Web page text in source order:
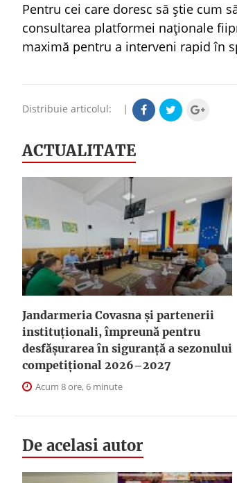
Pentru cei care doresc să știe cum
consultarea platformei naționale
maximă pentru a interveni rapid în
Distribuie articolul: |
ACTUALITATE
Jandarmeria Covasna și partenerii
instituționali, împreună pentru
desfășurarea în siguranță a sezonului
competițional 2026–2027
Acum 8 ore, 6 minute
De acelasi autor